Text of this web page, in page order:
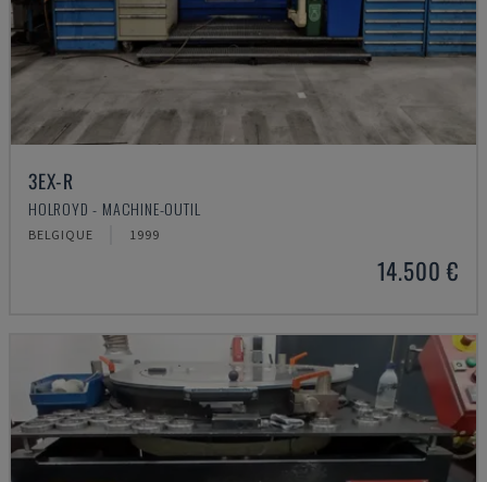
3EX-R
HOLROYD - MACHINE-OUTIL
BELGIQUE 1999
14.500 €